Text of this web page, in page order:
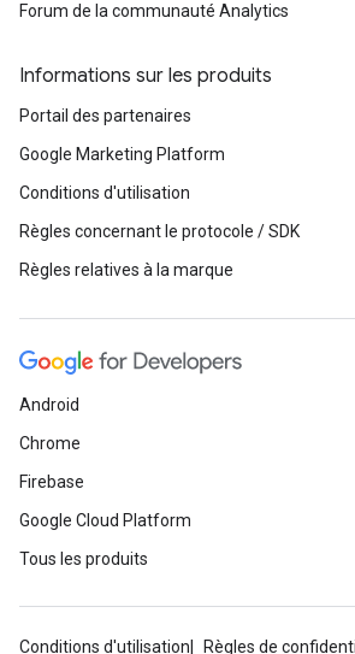
Forum de la communauté Analytics
Informations sur les produits
Portail des partenaires
Google Marketing Platform
Conditions d'utilisation
Règles concernant le protocole / SDK
Règles relatives à la marque
Android
Chrome
Firebase
Google Cloud Platform
Tous les produits
Conditions d'utilisation Règles de